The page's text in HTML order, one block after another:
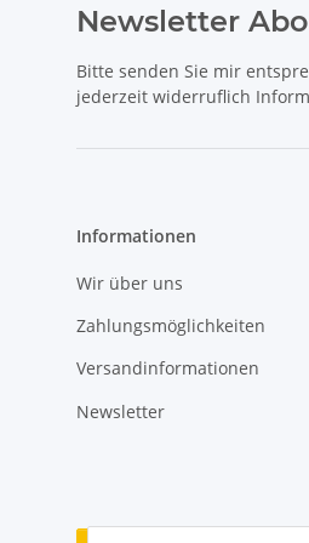
Newsletter
Bitte senden Sie mir
jederzeit widerruflich
Informationen
Wir über uns
Zahlungsmöglichkeiten
Versandinformationen
Newsletter